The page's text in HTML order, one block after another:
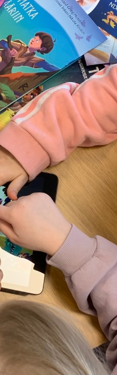
Etkö ole vielä
jäsen?
Liity tästä!